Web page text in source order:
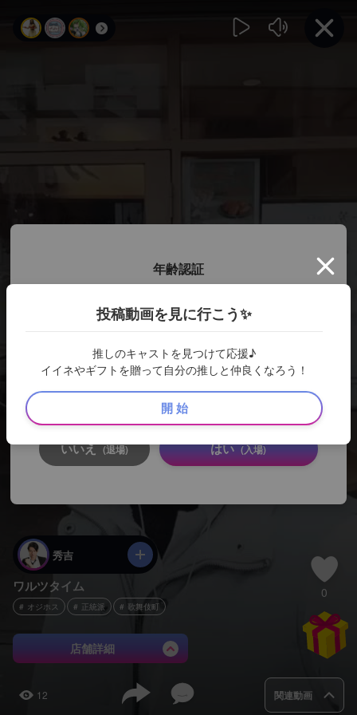
秀吉
ワルツタイム
オジホス 正統派 歌舞伎町
店舗詳細
0
12 関連動画
年齢認証
ここから先は、キャストのSNSサイトとなります。 18歳未満の方
のアクセスは固くお断りします。
いいえ (退場) はい (入場)
投稿動画を見に行こう✨
推しのキャストを見つけて応援♪
イイネやギフトを贈って自分の推しと仲良くなろう！
開 始